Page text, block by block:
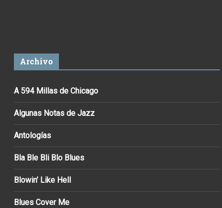
Archivo
A 594 Millas de Chicago
Algunas Notas de Jazz
Antologías
Bla Ble Bli Blo Blues
Blowin’ Like Hell
Blues Cover Me